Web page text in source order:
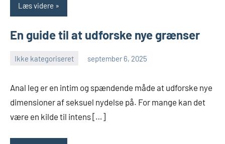
Læs videre
En guide til at udforske nye grænser
Ikke kategoriseret september 6, 2025
Anal leg er en intim og spændende måde at udforske nye
dimensioner af seksuel nydelse på. For mange kan det
være en kilde til intens […]